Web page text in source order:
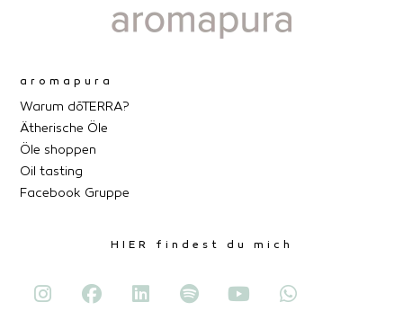
aromapura
Warum dōTERRA?
Ätherische Öle
Öle shoppen
Oil tasting
Facebook Gruppe
HIER findest du mich